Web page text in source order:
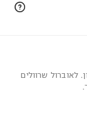
שרוולים